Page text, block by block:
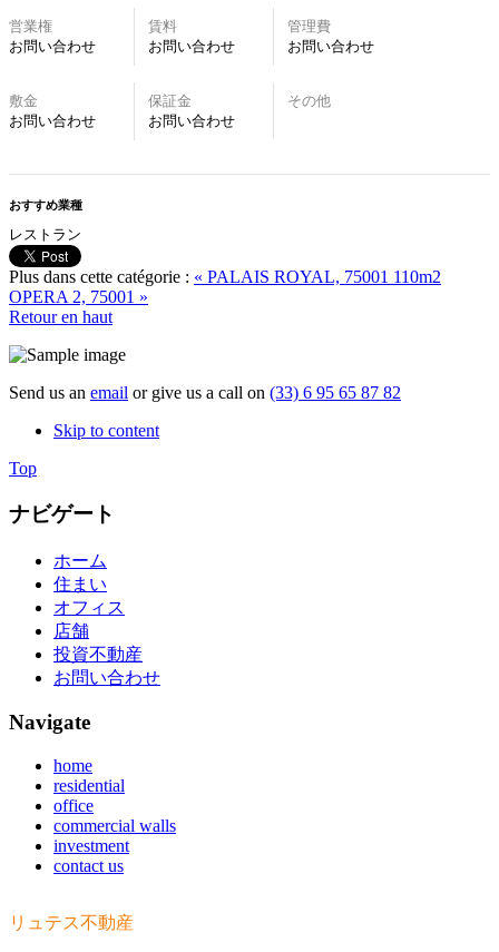
営業権
お問い合わせ
賃料
お問い合わせ
管理費
お問い合わせ
敷金
お問い合わせ
保証金
お問い合わせ
その他
おすすめ業種
レストラン
Plus dans cette catégorie : « PALAIS ROYAL, 75001 110m2
OPERA 2, 75001 »
Retour en haut
Send us an email or give us a call on (33) 6 95 65 87 82
Skip to content
Top
ナビゲート
ホーム
住まい
オフィス
店舗
投資不動産
お問い合わせ
Navigate
home
residential
office
commercial walls
investment
contact us
リュテス不動産